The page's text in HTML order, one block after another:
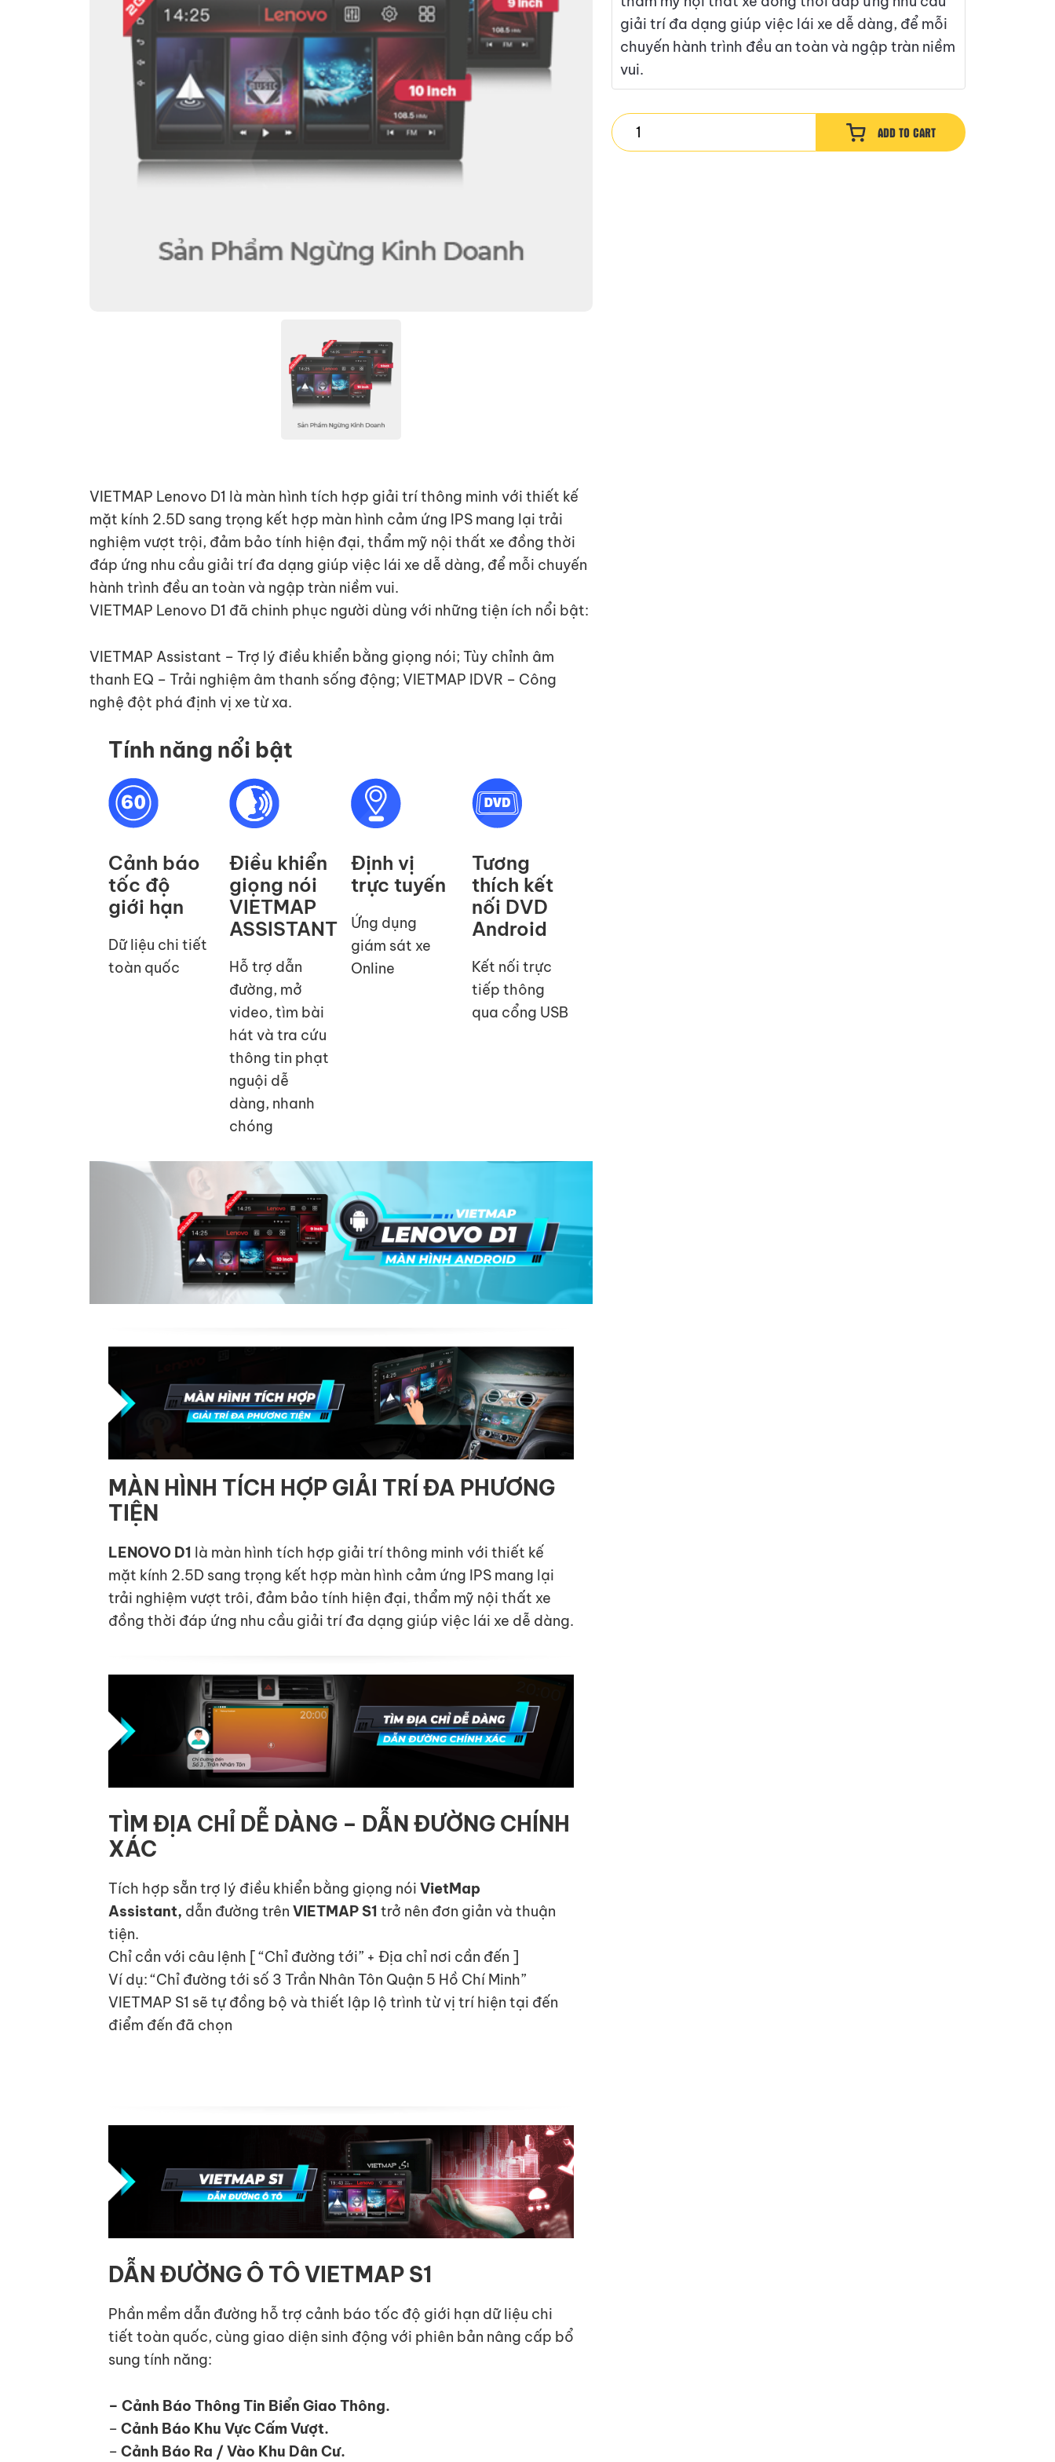
VIETMAP Lenovo D1 là màn hình tích hợp giải trí thông minh với thiết kế
mặt kính 2.5D sang trọng kết hợp màn hình cảm ứng IPS mang lại trải
nghiệm vượt trội, đảm bảo tính hiện đại, thẩm mỹ nội thất xe đồng thời
đáp ứng nhu cầu giải trí đa dạng giúp việc lái xe dễ dàng, để mỗi chuyến
hành trình đều an toàn và ngập tràn niềm vui.
VIETMAP Lenovo D1 đã chinh phục người dùng với những tiện ích nổi bật:
VIETMAP Assistant – Trợ lý điều khiển bằng giọng nói; Tùy chỉnh âm
thanh EQ – Trải nghiệm âm thanh sống động; VIETMAP IDVR – Công
nghệ đột phá định vị xe từ xa.
Tính năng nổi bật
Cảnh báo
tốc độ
giới hạn
Dữ liệu chi tiết
toàn quốc
Điều khiển
giọng nói
VIETMAP
ASSISTANT
Hỗ trợ dẫn
đường, mở
video, tìm bài
hát và tra cứu
thông tin phạt
nguội dễ
dàng, nhanh
chóng
Định vị
trực tuyến
Ứng dụng
giám sát xe
Online
Tương
thích kết
nối DVD
Android
Kết nối trực
tiếp thông
qua cổng USB
MÀN HÌNH TÍCH HỢP GIẢI TRÍ ĐA PHƯƠNG
TIỆN
LENOVO D1 là màn hình tích hợp giải trí thông minh với thiết kế
mặt kính 2.5D sang trọng kết hợp màn hình cảm ứng IPS mang lại
trải nghiệm vượt trôi, đảm bảo tính hiện đại, thẩm mỹ nội thất xe
đồng thời đáp ứng nhu cầu giải trí đa dạng giúp việc lái xe dễ dàng.
TÌM ĐỊA CHỈ DỄ DÀNG – DẪN ĐƯỜNG CHÍNH
XÁC
Tích hợp sẵn trợ lý điều khiển bằng giọng nói VietMap
Assistant, dẫn đường trên VIETMAP S1 trở nên đơn giản và thuận
tiện.
Chỉ cần với câu lệnh [ “Chỉ đường tới” + Địa chỉ nơi cần đến ]
Ví dụ: “Chỉ đường tới số 3 Trần Nhân Tôn Quận 5 Hồ Chí Minh”
VIETMAP S1 sẽ tự đồng bộ và thiết lập lộ trình từ vị trí hiện tại đến
điểm đến đã chọn
DẪN ĐƯỜNG Ô TÔ VIETMAP S1
Phần mềm dẫn đường hỗ trợ cảnh báo tốc độ giới hạn dữ liệu chi
tiết toàn quốc, cùng giao diện sinh động với phiên bản nâng cấp bổ
sung tính năng:
– Cảnh Báo Thông Tin Biển Giao Thông.
– Cảnh Báo Khu Vực Cấm Vượt.
– Cảnh Báo Ra / Vào Khu Dân Cư.
giải trí đa dạng giúp việc lái xe dễ dàng, để mỗi
chuyến hành trình đều an toàn và ngập tràn niềm
vui.
VIETMAP
LENOVO
ADD TO CART